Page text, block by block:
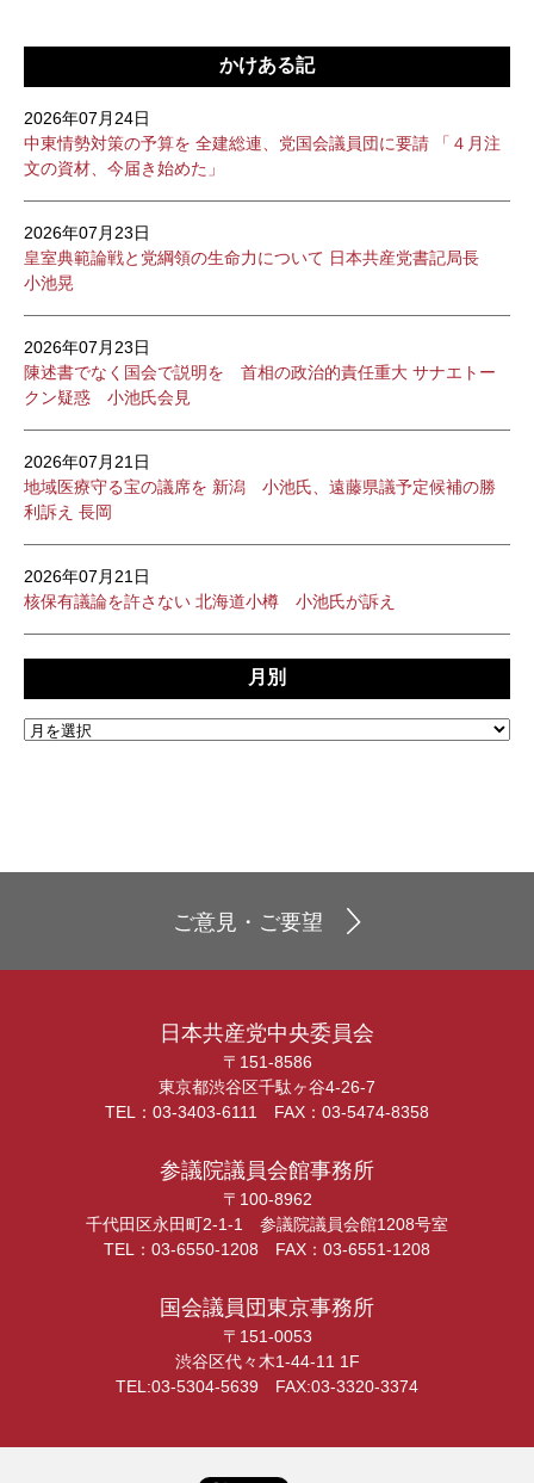
かけある記
2026年07月24日
中東情勢対策の予算を 全建総連、党国会議員団に要請 「４月注
文の資材、今届き始めた」
2026年07月23日
皇室典範論戦と党綱領の生命力について 日本共産党書記局長
小池晃
2026年07月23日
陳述書でなく国会で説明を 首相の政治的責任重大 サナエトー
クン疑惑 小池氏会見
2026年07月21日
地域医療守る宝の議席を 新潟 小池氏、遠藤県議予定候補の勝
利訴え 長岡
2026年07月21日
核保有議論を許さない 北海道小樽 小池氏が訴え
月別
ご意見・ご要望
日本共産党中央委員会
〒151-8586
東京都渋谷区千駄ヶ谷4-26-7
TEL：03-3403-6111 FAX：03-5474-8358
参議院議員会館事務所
〒100-8962
千代田区永田町2-1-1 参議院議員会館1208号室
TEL：03-6550-1208 FAX：03-6551-1208
国会議員団東京事務所
〒151-0053
渋谷区代々木1-44-11 1F
TEL:03-5304-5639 FAX:03-3320-3374